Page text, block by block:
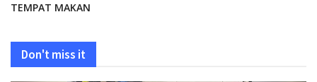
TEMPAT MAKAN
Don't miss it